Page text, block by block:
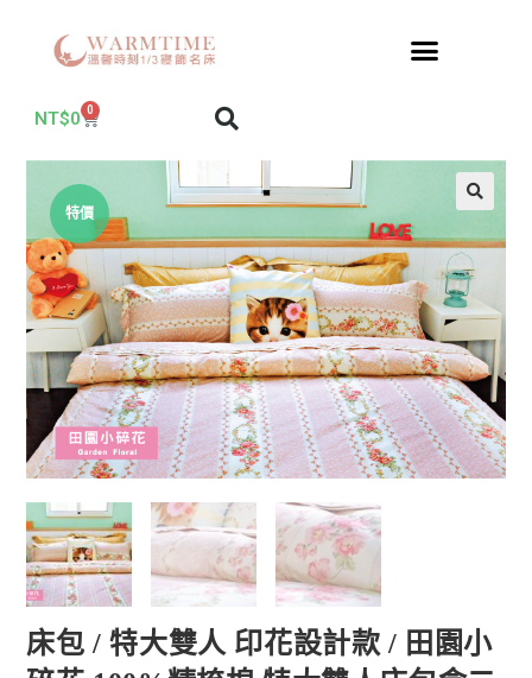
NT$0 0
特價
床包 / 特大雙人 印花設計款 / 田園小